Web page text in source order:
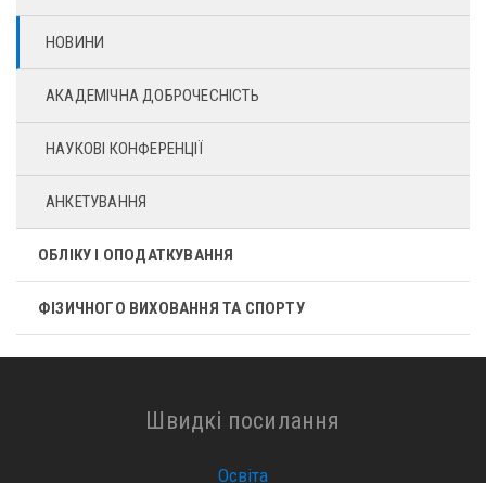
НОВИНИ
АКАДЕМІЧНА ДОБРОЧЕСНІСТЬ
НАУКОВІ КОНФЕРЕНЦІЇ
АНКЕТУВАННЯ
ОБЛІКУ І ОПОДАТКУВАННЯ
ФІЗИЧНОГО ВИХОВАННЯ ТА СПОРТУ
Швидкі посилання
Освіта